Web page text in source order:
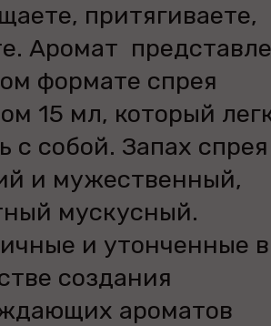
притягиваете,
Аромат
формате спрея
15 мл, который
с собой. Запах
и мужественный,
мускусный.
и утонченные в
создания
ароматов